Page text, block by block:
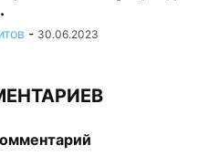
- 30.06.2023